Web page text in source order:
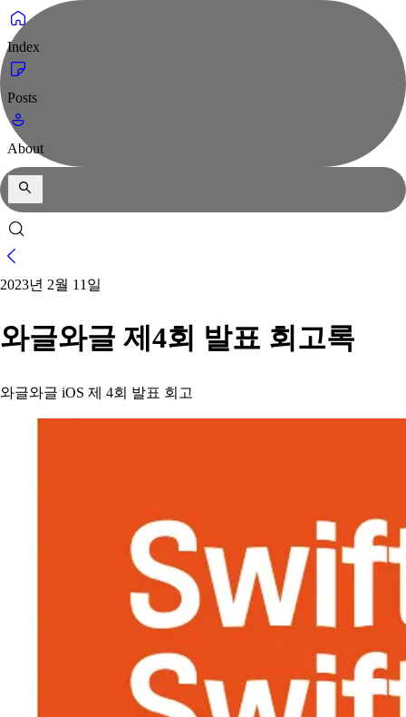
Index
Posts
About
2023년 2월 11일
와글와글 제4회 발표 회고록
와글와글 iOS 제 4회 발표 회고